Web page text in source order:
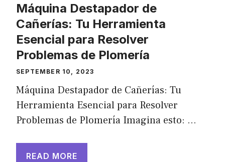
Máquina Destapador de
Cañerías: Tu Herramienta
Esencial para Resolver
Problemas de Plomería
SEPTEMBER 10, 2023
Máquina Destapador de Cañerías: Tu
Herramienta Esencial para Resolver
Problemas de Plomería Imagina esto: …
READ MORE